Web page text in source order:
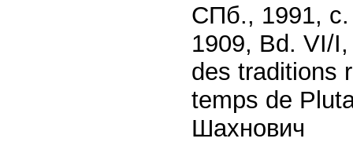
СПб., 1991, с.
1909, Bd. VI/
des traditions
temps de
Шахнович